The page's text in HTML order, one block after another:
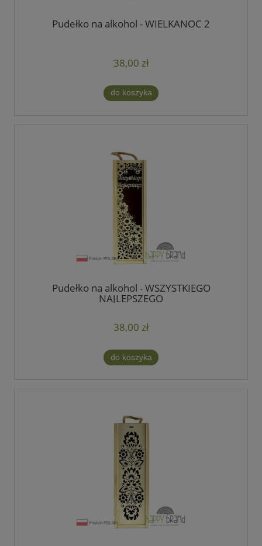
Pudełko na alkohol - WIELKANOC 2
38,00 zł
do koszyka
Pudełko na alkohol - WSZYSTKIEGO
NAJLEPSZEGO
38,00 zł
do koszyka